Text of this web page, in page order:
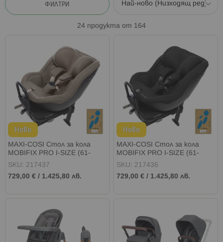
ФИЛТРИ
24 продукта от 164
Ново
MAXI-COSI Стол за кола
MOBIFIX PRO I-SIZE (61-
125см) AUTHENTIC TRUFFLE
SKU: 217437
729,00 € / 1.425,80 лв.
Ново
MAXI-COSI Стол за кола
MOBIFIX PRO I-SIZE (61-
125см) AUTHENTIC BLACK
SKU: 217436
729,00 € / 1.425,80 лв.